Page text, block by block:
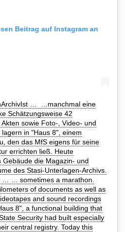
Beitrag auf Instagram an
…⁣ ⁣ …manchmal eine
Schätzungsweise 42
sowie Foto-, Video- und
in "Haus 8", einem
den das MfS eigens für seine
errichten ließ. Heute
Gebäude die Magazin- und
des Stasi-Unterlagen-Archivs.⁣
…⁣ … sometimes a marathon.
of documents as well as
and sound recordings
8", a functional building that
Security had built especially
central registry. Today this